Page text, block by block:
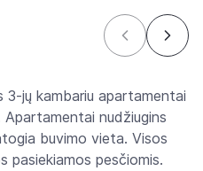
3-jų kambariu apartamentai
nudžiugins
buvimo vieta. Visos
pasiekiamos pesčiomis.